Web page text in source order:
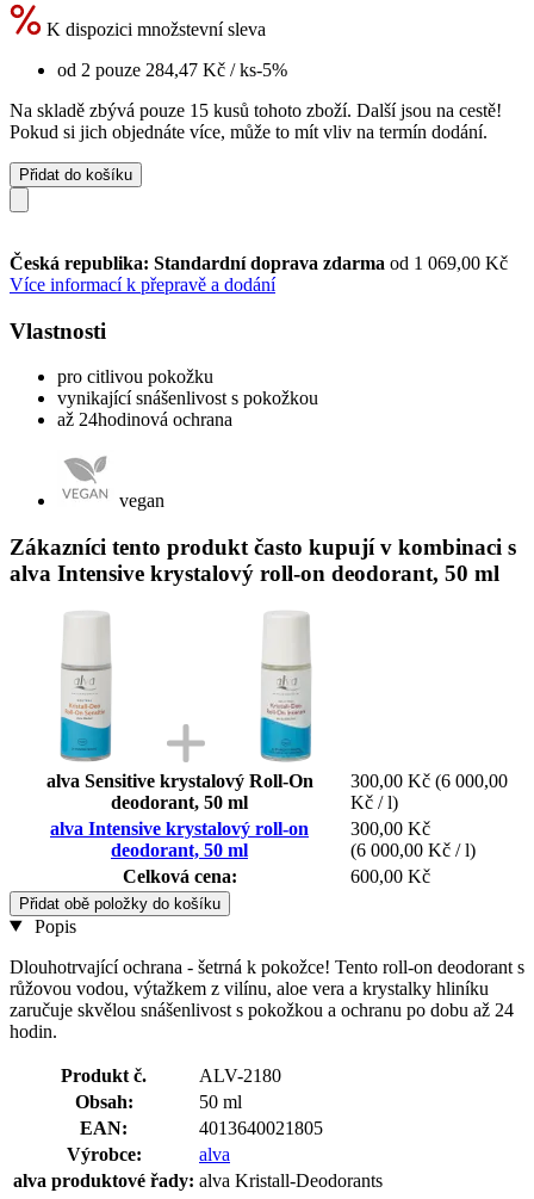
K dispozici množstevní sleva
od 2 pouze 284,47 Kč / ks-5%
Na skladě zbývá pouze 15 kusů tohoto zboží. Další jsou na cestě!
Pokud si jich objednáte více, může to mít vliv na termín dodání.
Přidat do košíku
Česká republika: Standardní doprava zdarma od 1 069,00 Kč
Více informací k přepravě a dodání
Vlastnosti
pro citlivou pokožku
vynikající snášenlivost s pokožkou
až 24hodinová ochrana
vegan
Zákazníci tento produkt často kupují v kombinaci s
alva Intensive krystalový roll-on deodorant, 50 ml
alva Sensitive krystalový Roll-On
deodorant, 50 ml
300,00 Kč (6 000,00
Kč / l)
alva Intensive krystalový roll-on
deodorant, 50 ml
300,00 Kč
(6 000,00 Kč / l)
Celková cena:
600,00 Kč
Přidat obě položky do košíku
Popis
Dlouhotrvající ochrana - šetrná k pokožce! Tento roll-on deodorant s
růžovou vodou, výtažkem z vilínu, aloe vera a krystalky hliníku
zaručuje skvělou snášenlivost s pokožkou a ochranu po dobu až 24
hodin.
Produkt č.
ALV-2180
Obsah:
50 ml
EAN:
4013640021805
Výrobce:
alva
alva produktové řady: alva Kristall-Deodorants